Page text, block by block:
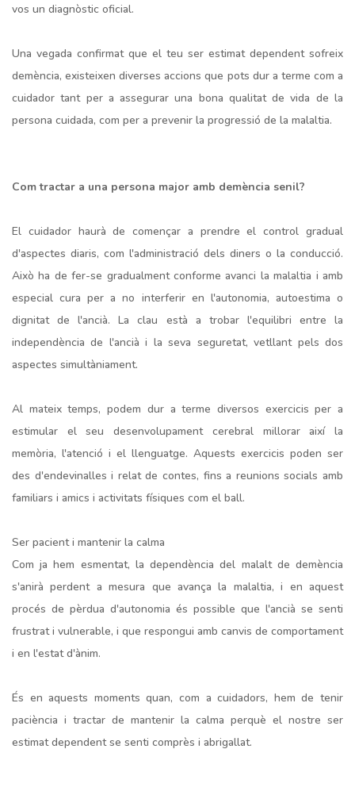
vos un diagnòstic oficial.
Una vegada confirmat que el teu ser estimat dependent sofreix
demència, existeixen diverses accions que pots dur a terme com a
cuidador tant per a assegurar una bona qualitat de vida de la
persona cuidada, com per a prevenir la progressió de la malaltia.
Com tractar a una persona major amb demència senil?
El cuidador haurà de començar a prendre el control gradual
d'aspectes diaris, com l'administració dels diners o la conducció.
Això ha de fer-se gradualment conforme avanci la malaltia i amb
especial cura per a no interferir en l'autonomia, autoestima o
dignitat de l'ancià. La clau està a trobar l'equilibri entre la
independència de l'ancià i la seva seguretat, vetllant pels dos
aspectes simultàniament.
Al mateix temps, podem dur a terme diversos exercicis per a
estimular el seu desenvolupament cerebral millorar així la
memòria, l'atenció i el llenguatge. Aquests exercicis poden ser
des d'endevinalles i relat de contes, fins a reunions socials amb
familiars i amics i activitats físiques com el ball.
Ser pacient i mantenir la calma
Com ja hem esmentat, la dependència del malalt de demència
s'anirà perdent a mesura que avança la malaltia, i en aquest
procés de pèrdua d'autonomia és possible que l'ancià se senti
frustrat i vulnerable, i que respongui amb canvis de comportament
i en l'estat d'ànim.
És en aquests moments quan, com a cuidadors, hem de tenir
paciència i tractar de mantenir la calma perquè el nostre ser
estimat dependent se senti comprès i abrigallat.